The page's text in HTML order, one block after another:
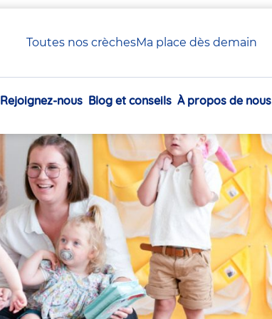
Toutes nos crèchesMa place dès demain
Navigation
Rejoignez-nous Blog et conseils À propos de nous